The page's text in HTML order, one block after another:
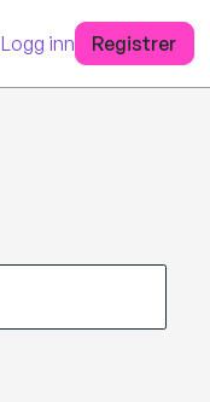
Logg inn Registrer